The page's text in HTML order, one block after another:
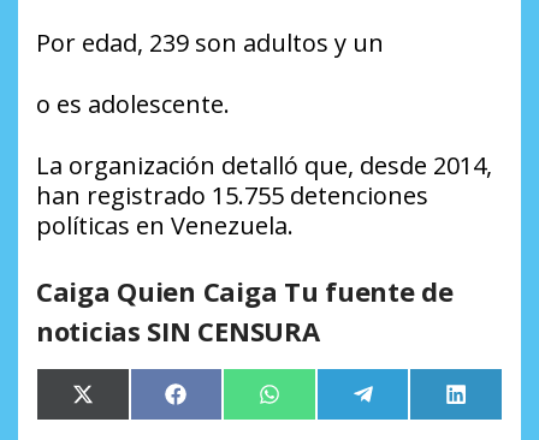
Por edad, 239 son adultos y un
o es adolescente.
La organización detalló que, desde 2014,
han registrado 15.755 detenciones
políticas en Venezuela.
Caiga Quien Caiga Tu fuente de
noticias SIN CENSURA
Compartir
en
X
(Twitter)
Compartir
en
Facebook Compartir
en
WhatsApp Compartir
en
Telegram
en
LinkedIn